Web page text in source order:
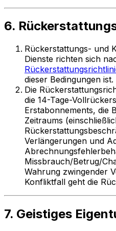
6.
Rückerstattungs- und
Dienste richten sich
dieser Bedingungen ist.
Die
die 14-Tage-
Erstabonnements, die
Zeitraums
Verlängerungen und
Missbrauch/Betrug/
Wahrung zwingender
Konfliktfall geht die
7. Geistiges